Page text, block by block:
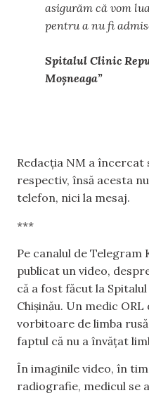
asigurăm că vom
pentru a nu fi
Spitalul Clinic
Moșneaga”
Redacția NM a încercat
respectiv, însă acesta
telefon, nici la mesaj.
***
Pe canalul de
publicat un video,
că a fost făcut la
Chișinău. Un medic
vorbitoare de limba
faptul că nu a învățat
În imaginile video, în
radiografie, medicul se